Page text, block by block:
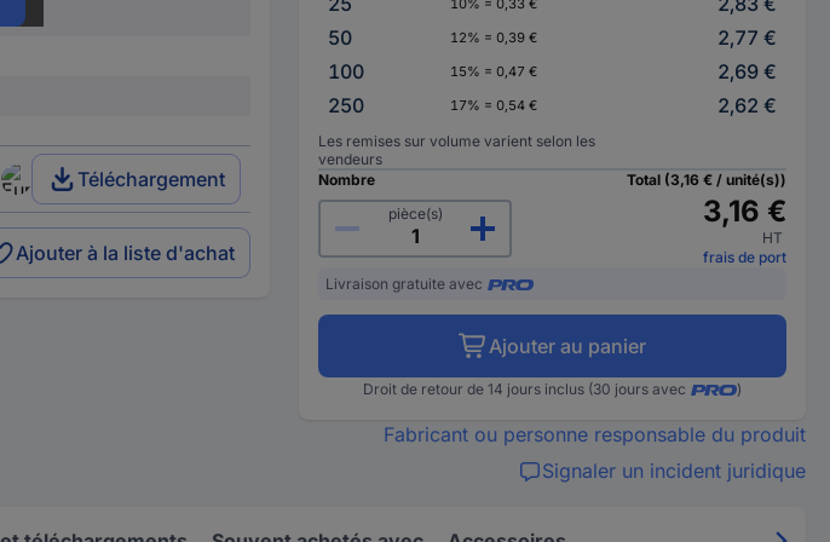
Téléchargement
Ajouter à la liste d'achat
10% = 0,33 €
50
12% = 0,39 €
2,77 €
100
15% = 0,47 €
2,69 €
250
17% = 0,54 € 2,62 €
Les remises sur volume varient selon les
vendeurs
Nombre
pièce(s)
Total (3,16 € / unité(s))
3,16 €
HT
frais de port
Livraison gratuite avec
Ajouter au panier
Droit de retour de 14 jours inclus (30 jours avec )
Fabricant ou personne responsable du produit
Signaler un incident juridique